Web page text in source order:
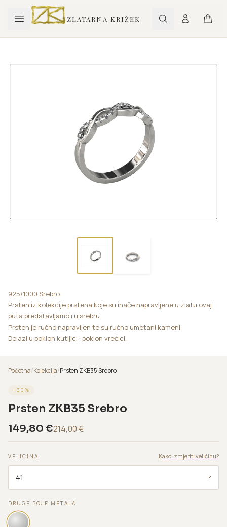
ZLATARNA KRIŽEK
925/1000 Srebro
Prsten iz kolekcije prstena koje su inače napravljene u zlatu ovaj
puta predstavljamo i u srebru.
Prsten je ručno napravljen te su ručno umetani kameni.
Dolazi u poklon kutijici i poklon vrećici.
Početna/Kolekcija/Prsten ZKB35 Srebro
−30 %
Prsten ZKB35 Srebro
149,80 €214,00€
VELICINA Kako izmjeriti veličinu?
DRUGE BOJE METALA